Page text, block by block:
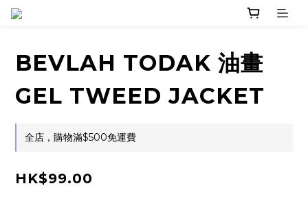
BEVLAH TODAK 油畫
GEL TWEED JACKET
全店，購物滿$500免運費
HK$99.00